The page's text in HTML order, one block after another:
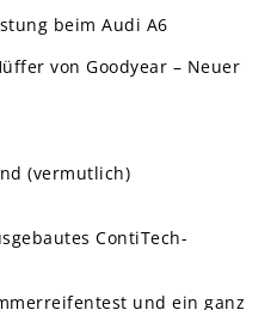
beim Audi A6
von Goodyear – Neuer
(vermutlich)
ContiTech-
und ein ganz